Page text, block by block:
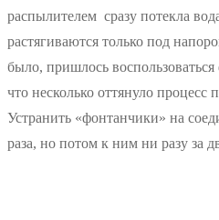
распылителем сразу потекла
растягиваются только под
было, пришлось
что несколько оттянуло
Устранить «фонтанчики» на
раза, но потом к ним ни разу за